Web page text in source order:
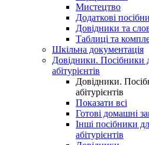
Мистецтво
Додаткові
Довідники та
Таблиці та
Шкільна документація
Довідники. Посібники
абітурієнтів
Довідники.
абітурієнтів
Показати всі
Готові домашні
Інші посібники
абітурієнтів